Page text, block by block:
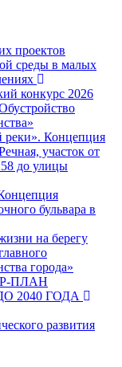
проектов
среды в малых
конкурс 2026
реки». Концепция
участок от
до улицы
бульвара в
на берегу
города»
ПЛАН
2040 ГОДА
развития